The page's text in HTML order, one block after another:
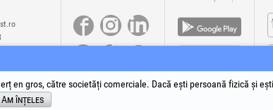
, EvoTools® , EvoSanitary
en gros, către societăți comerciale. Dacă ești persoană fizică și
Am înțeles